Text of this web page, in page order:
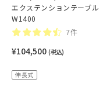
エクステンションテーブル
W1400
7件
¥104,500 (税込)
伸長式